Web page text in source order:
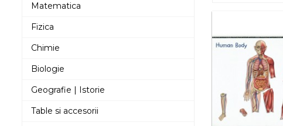
Matematica
Fizica
Chimie
Biologie
Geografie | Istorie
Table si accesorii